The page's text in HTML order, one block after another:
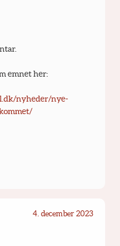
emnet her:
nyheder/nye-
4. december 2023